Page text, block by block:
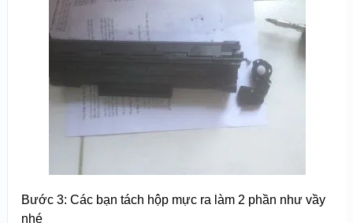
Bước 3: Các bạn tách hộp mực ra làm 2 phần như vầy
nhé